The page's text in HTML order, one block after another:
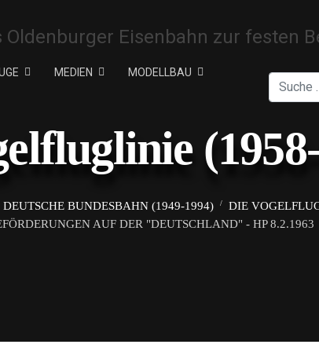
MEDIEN MODELLBAU
Suchen
DEUTSCHE BUNDESBAHN (1949-1994)
DIE
AUF DER "DEUTSCHLAND" - HP 8.2.1963